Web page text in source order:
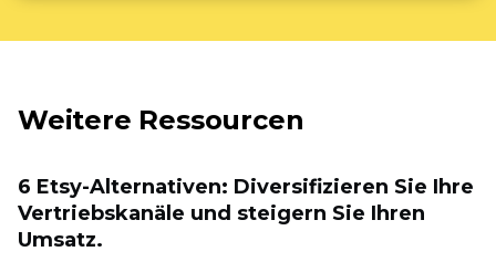
Weitere Ressourcen
6 Etsy-Alternativen: Diversifizieren Sie Ihre
Vertriebskanäle und steigern Sie Ihren
Umsatz.